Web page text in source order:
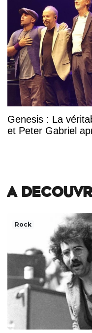
Genesis : La
et Peter Gabriel
A
Rock